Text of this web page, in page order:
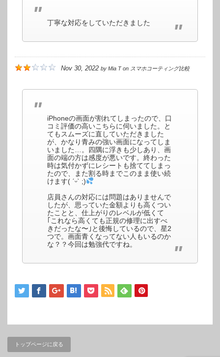
丁寧な対応をしていただきました
Nov 30, 2022 by Mia Ton スマホコーティング比較
iPhoneの画面が割れてしまったので、口
コミ評価の高いこちらに伺いました。と
てもスムーズに直していただきました
が、かなり青みの強い画面になってしま
いました…。四隅に浮きも少しあり、画
面の端の方は感度が悪いです。終わった
時は気付かずにレシートも捨ててしまっ
たので、また割る時までこのまま使い続
けます( ˊᵕˋ ;)
店員さんの対応には問題はありませんで
したが、思っていた金額よりも高くつい
たことと、仕上がりのレベルが低くて
｢これなら高くても正規の修理に出すべ
きだったな〜｣と後悔しているので、星2
つで。画面青くなってない人もいるのか
な？？今回は勉強代ですね。
トップページに戻る